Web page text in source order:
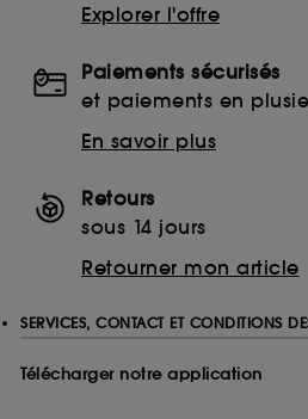
Explorer l'offre
Paiements sécurisés
et paiements en
En savoir plus
Retours
sous 14 jours
Retourner mon article
SERVICES, CONTACT ET CONDITIONS
Télécharger notre application